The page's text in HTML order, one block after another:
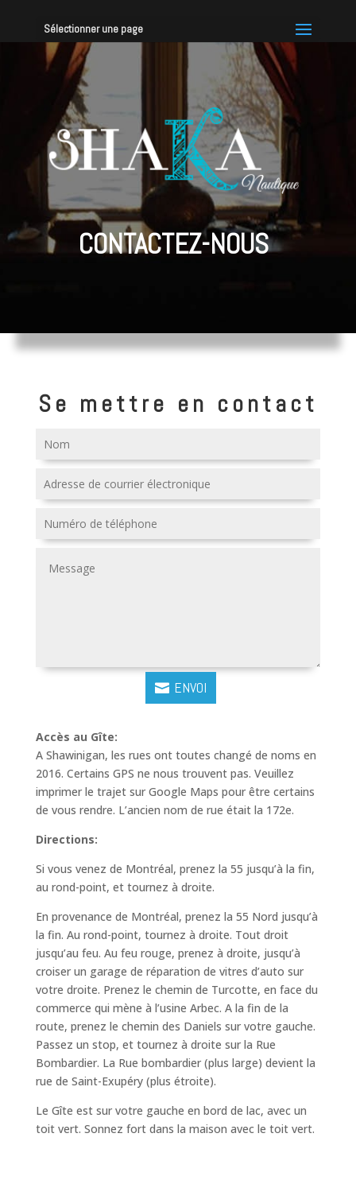
Sélectionner une page
CONTACTEZ-NOUS
Se mettre en contact
ENVOI
Accès au Gîte:
A Shawinigan, les rues ont toutes changé de noms en
2016. Certains GPS ne nous trouvent pas. Veuillez
imprimer le trajet sur Google Maps pour être certains
de vous rendre. L’ancien nom de rue était la 172e.
Directions:
Si vous venez de Montréal, prenez la 55 jusqu’à la fin,
au rond-point, et tournez à droite.
En provenance de Montréal, prenez la 55 Nord jusqu’à
la fin. Au rond-point, tournez à droite. Tout droit
jusqu’au feu. Au feu rouge, prenez à droite, jusqu’à
croiser un garage de réparation de vitres d’auto sur
votre droite. Prenez le chemin de Turcotte, en face du
commerce qui mène à l’usine Arbec. A la fin de la
route, prenez le chemin des Daniels sur votre gauche.
Passez un stop, et tournez à droite sur la Rue
Bombardier. La Rue bombardier (plus large) devient la
rue de Saint-Exupéry (plus étroite).
Le Gîte est sur votre gauche en bord de lac, avec un
toit vert. Sonnez fort dans la maison avec le toit vert.